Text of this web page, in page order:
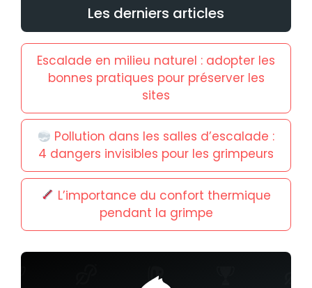
Les derniers articles
Escalade en milieu naturel : adopter les
bonnes pratiques pour préserver les
sites
Pollution dans les salles d’escalade :
4 dangers invisibles pour les grimpeurs
L’importance du confort thermique
pendant la grimpe